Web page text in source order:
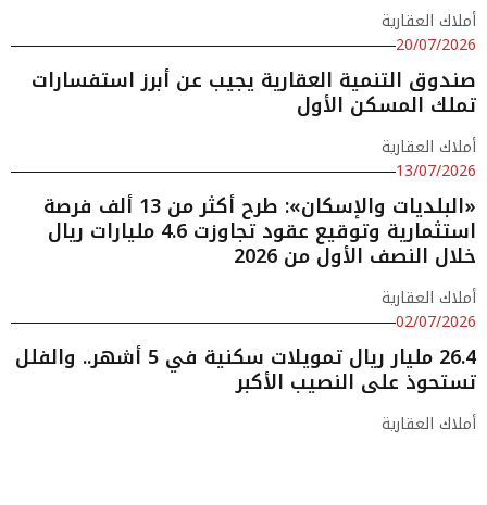
أملاك العقارية
20/07/2026
صندوق التنمية العقارية يجيب عن أبرز استفسارات
تملك المسكن الأول
أملاك العقارية
13/07/2026
«البلديات والإسكان»: طرح أكثر من 13 ألف فرصة
استثمارية وتوقيع عقود تجاوزت 4.6 مليارات ريال
خلال النصف الأول من 2026
أملاك العقارية
02/07/2026
26.4 مليار ريال تمويلات سكنية في 5 أشهر.. والفلل
تستحوذ على النصيب الأكبر
أملاك العقارية